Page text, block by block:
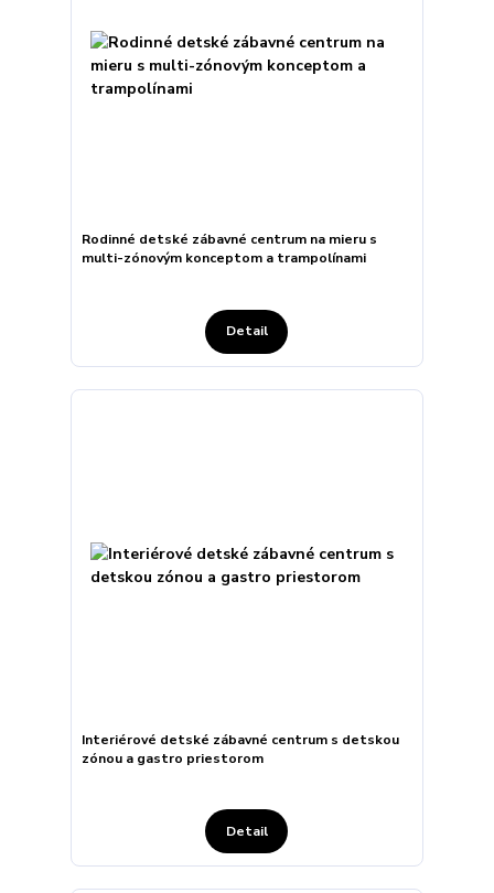
Rodinné detské zábavné centrum na mieru s
multi-zónovým konceptom a trampolínami
Detail
Interiérové detské zábavné centrum s detskou
zónou a gastro priestorom
Detail